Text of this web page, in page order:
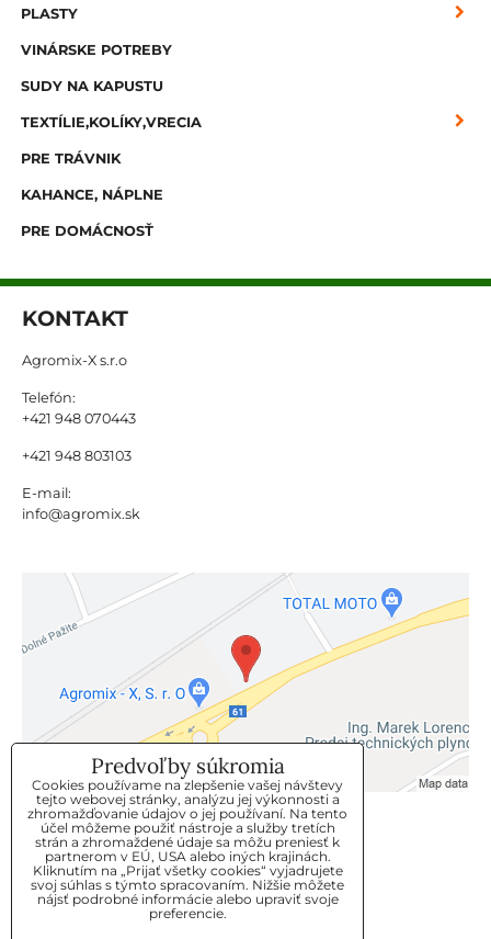
PLASTY
VINÁRSKE POTREBY
SUDY NA KAPUSTU
TEXTÍLIE,KOLÍKY,VRECIA
PRE TRÁVNIK
KAHANCE, NÁPLNE
PRE DOMÁCNOSŤ
KONTAKT
Agromix-X s.r.o
Telefón:
+421 948 070443
+421 948 803103
E-mail:
info@agromix.sk
KLIENTSKÝ SERVIS
GDPR
KONTAKT
Predvoľby súkromia
Cookies používame na zlepšenie vašej návštevy
tejto webovej stránky, analýzu jej výkonnosti a
zhromažďovanie údajov o jej používaní. Na tento
účel môžeme použiť nástroje a služby tretích
strán a zhromaždené údaje sa môžu preniesť k
partnerom v EÚ, USA alebo iných krajinách.
Kliknutím na „Prijať všetky cookies“ vyjadrujete
svoj súhlas s týmto spracovaním. Nižšie môžete
nájsť podrobné informácie alebo upraviť svoje
preferencie.